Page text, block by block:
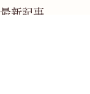
最新記事